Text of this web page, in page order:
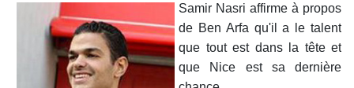
Samir Nasri affirme à propos
de Ben Arfa qu'il a le talent
que tout est dans la tête et
que Nice est sa dernière